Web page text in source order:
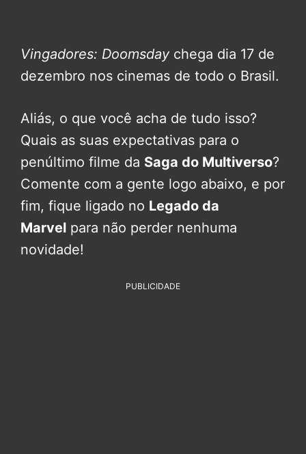
Vingadores: Doomsday chega dia 17 de
dezembro nos cinemas de todo o Brasil.
Aliás, o que você acha de tudo isso?
Quais as suas expectativas para o
penúltimo filme da Saga do Multiverso?
Comente com a gente logo abaixo, e por
fim, fique ligado no Legado da
Marvel para não perder nenhuma
novidade!
PUBLICIDADE